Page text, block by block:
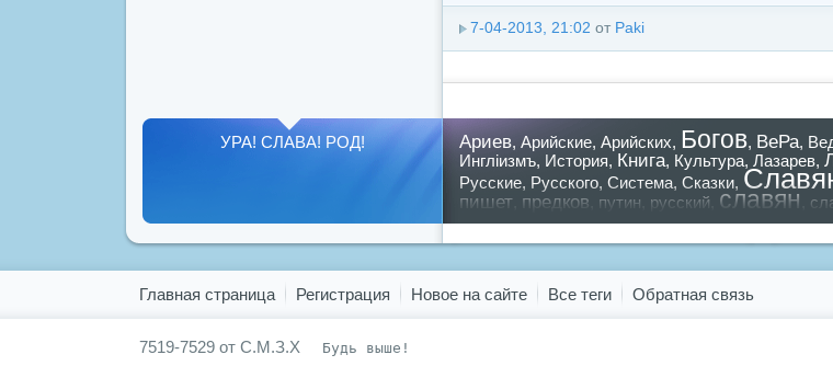
7-04-2013, 21:02 от Paki
Ариев, Арийские, Арийских, Богов, ВеРа,
Инглiизмъ, История, Книга, Культура, Лазарев,
Русские, Русского, Система, Сказки,
пишет предков путин русский славян
УРА! СЛАВА! РОД!
Главная страница Регистрация Новое на сайте Все теги Обратная связь
7519-7529 от С.М.З.Х Будь выше!